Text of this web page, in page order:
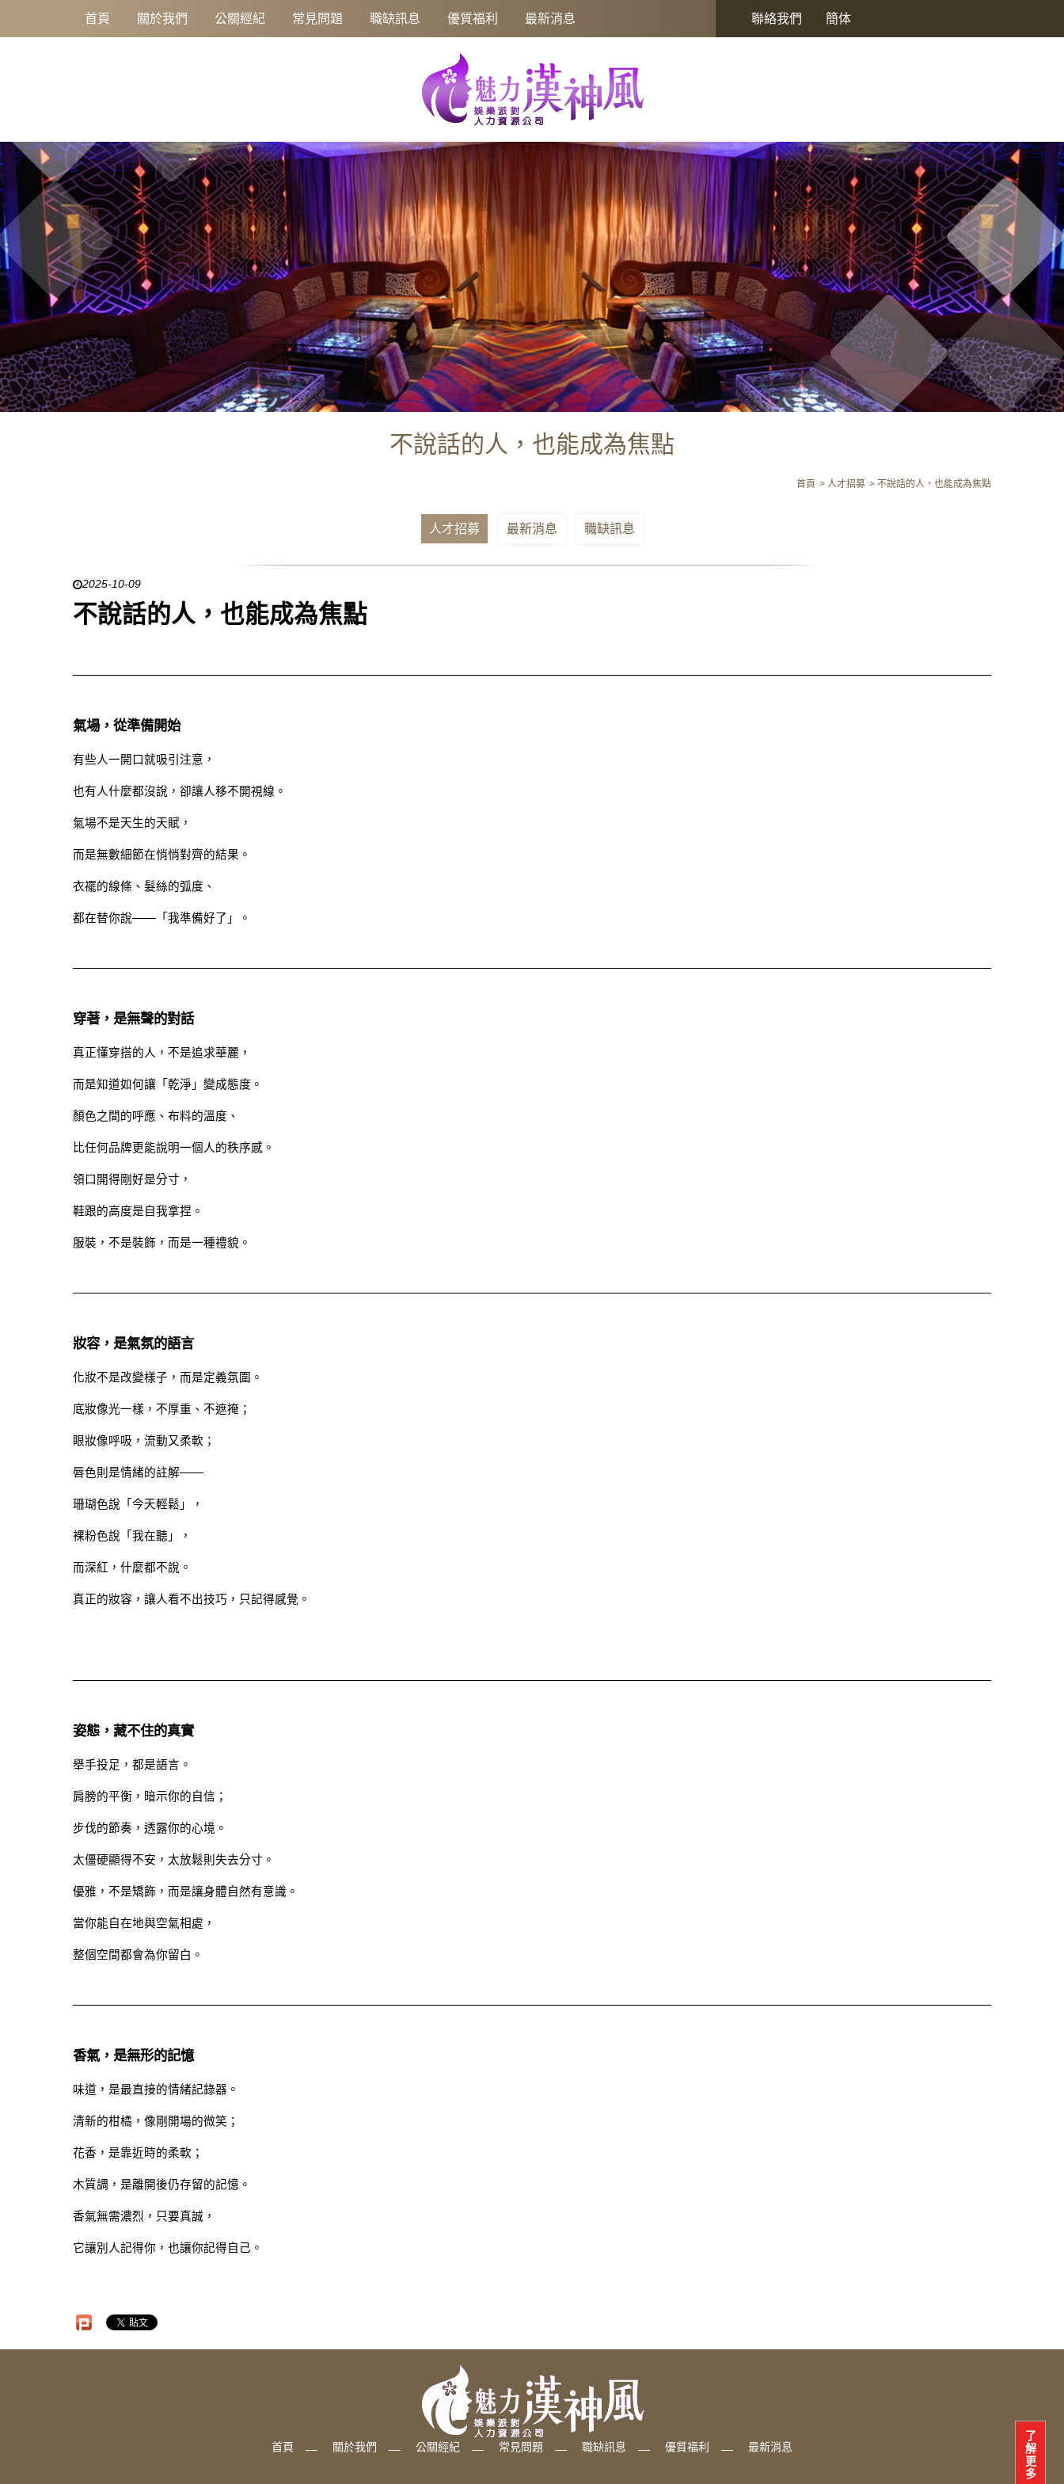
首頁 關於我們 公關經紀 常見問題 職缺訊息 優質福利 最新消息 聯絡我們 簡体
不說話的人，也能成為焦點
首頁 人才招募 不說話的人，也能成為焦點
人才招募 最新消息 職缺訊息
2025-10-09
不說話的人，也能成為焦點
氣場，從準備開始
有些人一開口就吸引注意，
也有人什麼都沒說，卻讓人移不開視線。
氣場不是天生的天賦，
而是無數細節在悄悄對齊的結果。
衣襬的線條、髮絲的弧度、
都在替你說——「我準備好了」。
穿著，是無聲的對話
真正懂穿搭的人，不是追求華麗，
而是知道如何讓「乾淨」變成態度。
顏色之間的呼應、布料的溫度、
比任何品牌更能說明一個人的秩序感。
領口開得剛好是分寸，
鞋跟的高度是自我拿捏。
服裝，不是裝飾，而是一種禮貌。
妝容，是氣氛的語言
化妝不是改變樣子，而是定義氛圍。
底妝像光一樣，不厚重、不遮掩；
眼妝像呼吸，流動又柔軟；
唇色則是情緒的註解——
珊瑚色說「今天輕鬆」，
裸粉色說「我在聽」，
而深紅，什麼都不說。
真正的妝容，讓人看不出技巧，只記得感覺。
姿態，藏不住的真實
舉手投足，都是語言。
肩膀的平衡，暗示你的自信；
步伐的節奏，透露你的心境。
太僵硬顯得不安，太放鬆則失去分寸。
優雅，不是矯飾，而是讓身體自然有意識。
當你能自在地與空氣相處，
整個空間都會為你留白。
香氣，是無形的記憶
味道，是最直接的情緒記錄器。
清新的柑橘，像剛開場的微笑；
花香，是靠近時的柔軟；
木質調，是離開後仍存留的記憶。
香氣無需濃烈，只要真誠，
它讓別人記得你，也讓你記得自己。
了
解
更
多
首頁 關於我們 公關經紀 常見問題 職缺訊息 優質福利 最新消息